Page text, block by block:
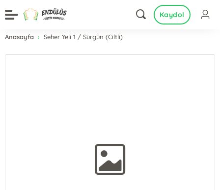
Kaydol
Anasayfa Seher Yeli 1 / Sürgün (Ciltli)